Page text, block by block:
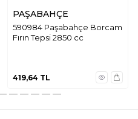
PAŞABAHÇE
590984 Paşabahçe Borcam
Fırın Tepsi 2850 cc
419,64 TL